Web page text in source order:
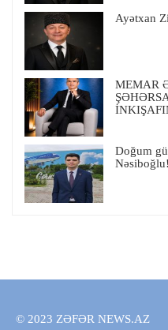
Ayətxan
MEMAR
Doğum
Nəsiboğlu!
© 2023 ZƏFƏR NEWS.AZ